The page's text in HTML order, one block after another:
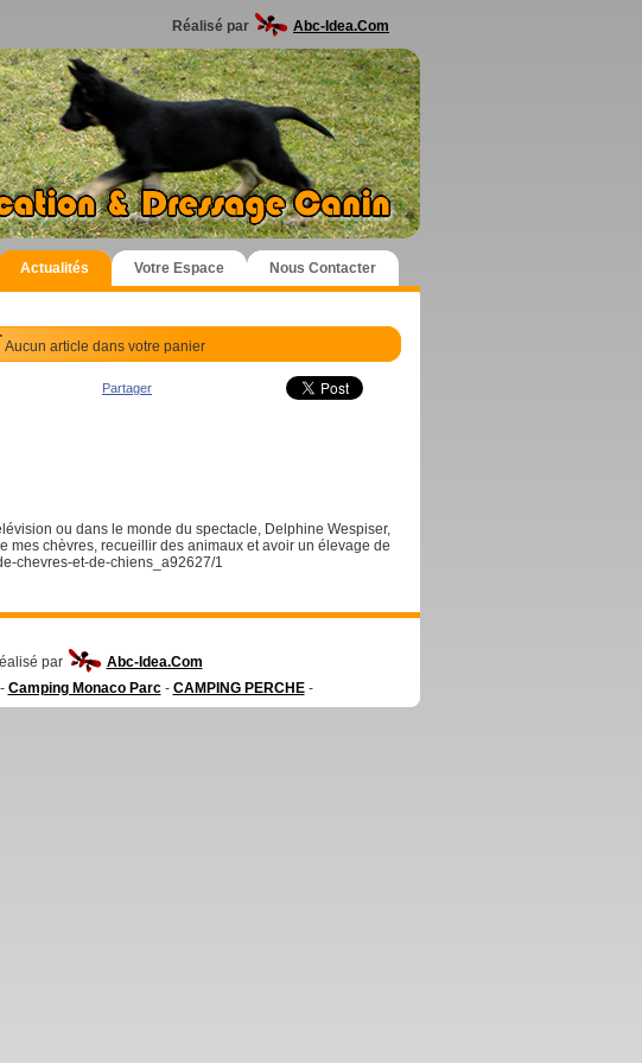
Réalisé par Abc-Idea.Com
Actualités Votre Espace Nous Contacter
Aucun article dans votre panier
Partager
ou dans le monde du spectacle, Delphine Wespiser,
mes chèvres, recueillir des animaux et avoir un élevage de
chevres-et-de-chiens_a92627/1
par
Abc-Idea.Com
- Camping Monaco Parc- CAMPING PERCHE-